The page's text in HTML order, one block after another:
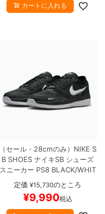
カートに入れる
（セール・28cmのみ） NIKE S
B SHOES ナイキSB シューズ
スニーカー PS8 BLACK/WHIT
E/BLACK
トボード スケボー 【キャンセ
ル/返品/交換不可商品】
定価 ¥15,730のところ
¥9,990税込